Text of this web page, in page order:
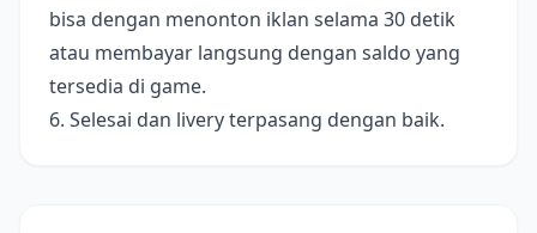
bisa dengan menonton iklan selama 30 detik
atau membayar langsung dengan saldo yang
tersedia di game.
6. Selesai dan livery terpasang dengan baik.